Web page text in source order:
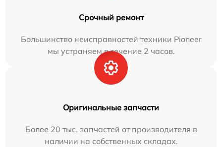
Срочный ремонт
Большинство неисправностей техники Pioneer
мы устраняем в течение 2 часов.
Оригинальные запчасти
Более 20 тыс. запчастей от производителя в
наличии на собственных складах.